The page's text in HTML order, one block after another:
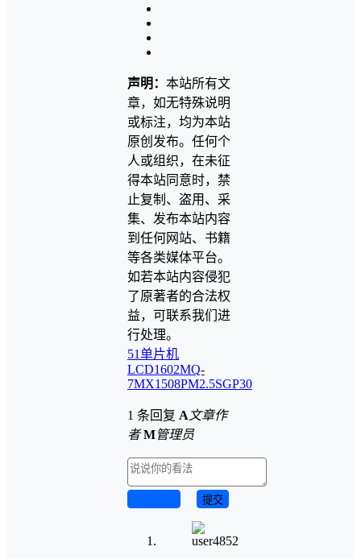
声明： 本站所有文
章，如无特殊说明
或标注，均为本站
原创发布。任何个
人或组织，在未征
得本站同意时，禁
止复制、盗用、采
集、发布本站内容
到任何网站、书籍
等各类媒体平台。
如若本站内容侵犯
了原著者的合法权
益，可联系我们进
行处理。
51单片机
LCD1602MQ-
7MX1508PM2.5SGP30
1 条回复 A 文章作
者 M管理员
提交